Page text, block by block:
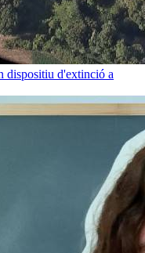
dispositiu d'extinció a